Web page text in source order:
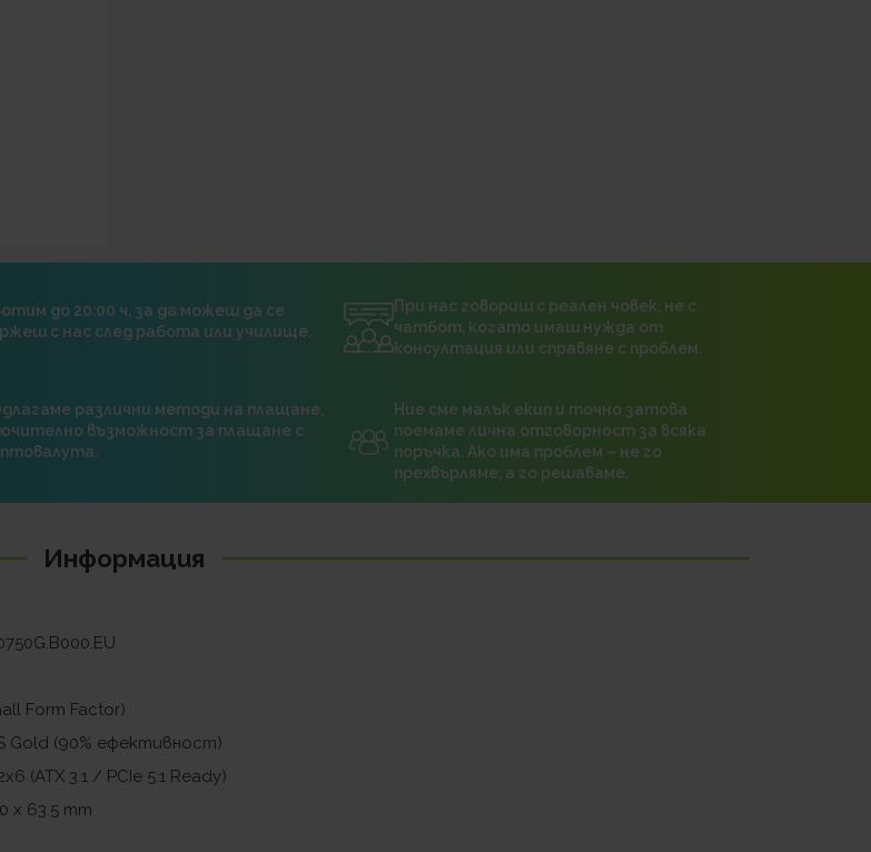
до 20:00 ч, за да можеш да се
с нас след работа или училище.
При нас говориш с реален човек, не с
чатбот, когато имаш нужда от
консултация или справяне с проблем.
различни методи на плащане,
възможност за плащане с
Ние сме малък екип и точно затова
поемаме лична отговорност за всяка
поръчка. Ако има проблем – не го
прехвърляме, а го решаваме.
Информация
Form Factor)
Gold (90% ефективност)
(ATX 3.1 / PCIe 5.1 Ready)
x 63.5 mm